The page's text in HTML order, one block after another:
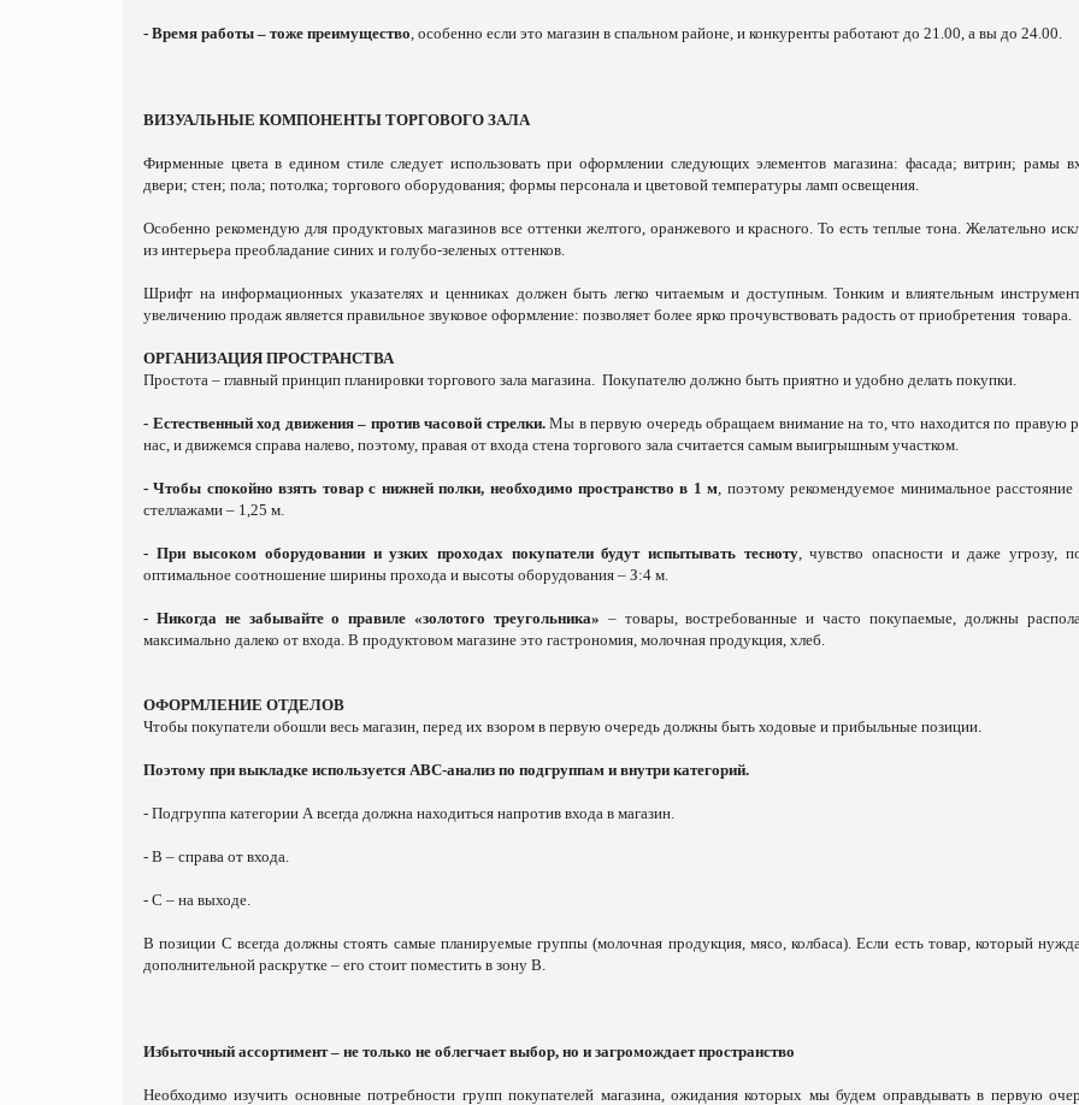
- Время работы – тоже преимущество , особенно если это магазин в спальном районе, и конкуренты работают до 21.00, а вы до 24.00.
ВИЗУАЛЬНЫЕ КОМПОНЕНТЫ ТОРГОВОГО ЗАЛА
Фирменные цвета в едином стиле следует использовать при оформлении следующих элементов магазина: фасада; витрин; рамы
двери; стен; пола; потолка; торгового оборудования; формы персонала и цветовой температуры ламп освещения.
Особенно рекомендую для продуктовых магазинов все оттенки желтого, оранжевого и красного. То есть теплые тона. Желательно
из интерьера преобладание синих и голубо-зеленых оттенков.
Шрифт на информационных указателях и ценниках должен быть легко читаемым и доступным. Тонким и влиятельным
увеличению продаж является правильное звуковое оформление: позволяет более ярко прочувствовать радость от приобретения товара.
ОРГАНИЗАЦИЯ ПРОСТРАНСТВА
Простота – главный принцип планировки торгового зала магазина. Покупателю должно быть приятно и удобно делать покупки.
- Естественный ход движения – против часовой стрелки. Мы в первую очередь обращаем внимание на то, что находится по правую
нас, и движемся справа налево, поэтому, правая от входа стена торгового зала считается самым выигрышным участком.
- Чтобы спокойно взять товар с нижней полки, необходимо пространство в 1 м , поэтому рекомендуемое минимальное
стеллажами – 1,25 м.
- При высоком оборудовании и узких проходах покупатели будут испытывать тесноту, чувство опасности и даже угрозу,
оптимальное соотношение ширины прохода и высоты оборудования – З:4 м.
- Никогда не забывайте о правиле «золотого треугольника» – товары, востребованные и часто покупаемые, должны
максимально далеко от входа. В продуктовом магазине это гастрономия, молочная продукция, хлеб.
ОФОРМЛЕНИЕ ОТДЕЛОВ
Чтобы покупатели обошли весь магазин, перед их взором в первую очередь должны быть ходовые и прибыльные позиции.
Поэтому при выкладке используется АВС-анализ по подгруппам и внутри категорий.
- Подгруппа категории А всегда должна находиться напротив входа в магазин.
- В – справа от входа.
- С – на выходе.
В позиции С всегда должны стоять самые планируемые группы (молочная продукция, мясо, колбаса). Если есть товар, который
дополнительной раскрутке – его стоит поместить в зону В.
Избыточный ассортимент – не только не облегчает выбор, но и загромождает пространство
Необходимо изучить основные потребности групп покупателей магазина, ожидания которых мы будем оправдывать в первую